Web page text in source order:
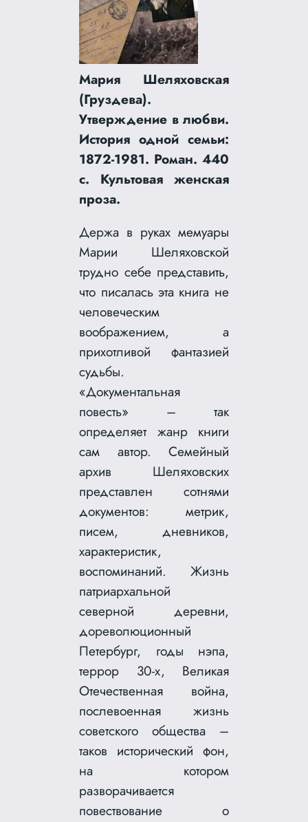
Мария Шеляховская
(Груздева).
Утверждение в любви.
История одной семьи:
1872-1981. Роман. 440
с. Культовая женская
проза.
Держа в руках мемуары
Марии Шеляховской
трудно себе представить,
что писалась эта книга не
человеческим
воображением, а
прихотливой фантазией
судьбы.
«Документальная
повесть» – так
определяет жанр книги
сам автор. Семейный
архив Шеляховских
представлен сотнями
документов: метрик,
писем, дневников,
характеристик,
воспоминаний. Жизнь
патриархальной
северной деревни,
дореволюционный
Петербург, годы нэпа,
террор 30-х, Великая
Отечественная война,
послевоенная жизнь
советского общества –
таков исторический фон,
на котором
разворачивается
повествование о